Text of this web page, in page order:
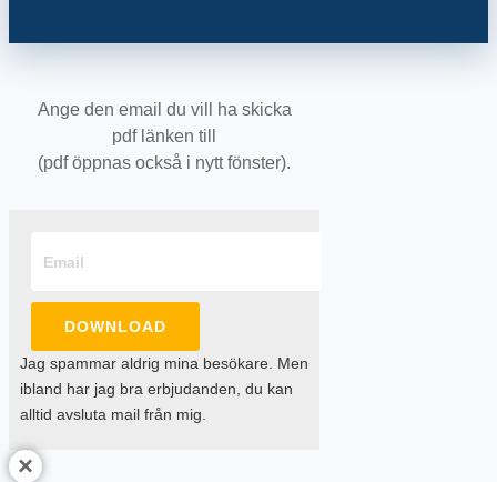
Ange den email du vill ha skicka
pdf länken till
(pdf öppnas också i nytt fönster).
DOWNLOAD
Jag spammar aldrig mina besökare. Men
ibland har jag bra erbjudanden, du kan
alltid avsluta mail från mig.
×